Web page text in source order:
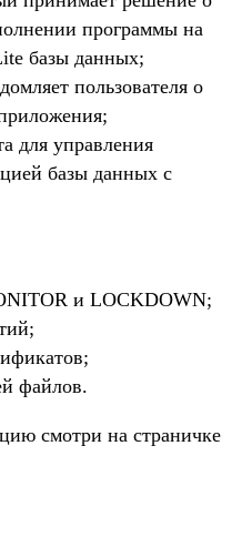
программы на
базы данных;
пользователя о
для управления
базы данных с
и LOCKDOWN;
файлов.
смотри на страничке